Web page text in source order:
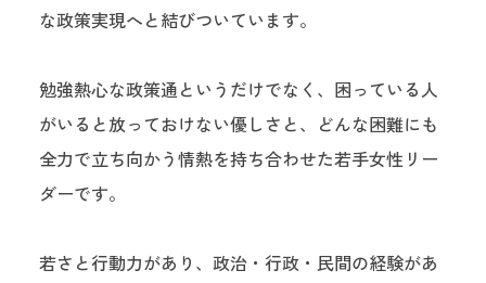
な政策実現へと結びついています。
勉強熱心な政策通というだけでなく、困っている人
がいると放っておけない優しさと、どんな困難にも
全力で立ち向かう情熱を持ち合わせた若手女性リー
ダーです。
若さと行動力があり、政治・行政・民間の経験があ